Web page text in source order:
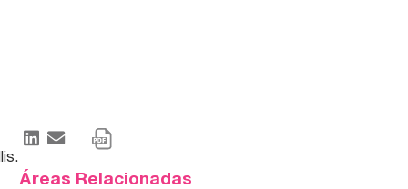
Áreas Relacionadas